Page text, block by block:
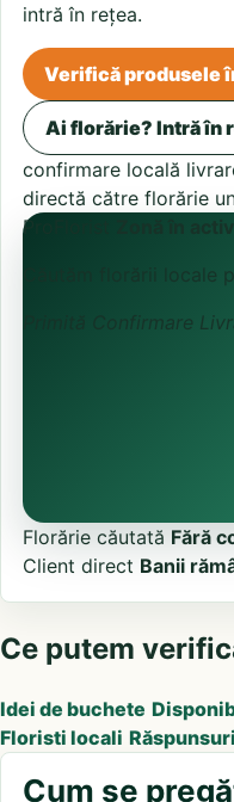
intră în rețea.
Verifică produsele
Ai florărie? Intră în
confirmare locală
directă către florărie
ProFlorist
Zonă în
Căutăm florării locale
Confirmare
Florărie căutată Fără
Client direct Banii
Ce putem
Idei de buchete
Floristi locali
Cum se